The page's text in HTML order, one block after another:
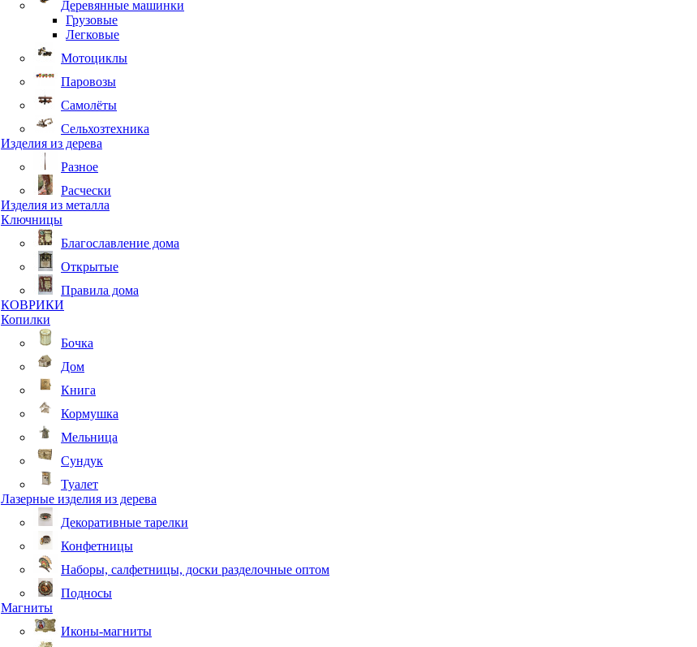
Деревянные машинки
Грузовые
Легковые
Мотоциклы
Паровозы
Самолёты
Сельхозтехника
Изделия из дерева
Разное
Расчески
Изделия из металла
Ключницы
Благославление дома
Открытые
Правила дома
КОВРИКИ
Копилки
Бочка
Дом
Книга
Кормушка
Мельница
Сундук
Туалет
Лазерные изделия из дерева
Декоративные тарелки
Конфетницы
Наборы, салфетницы, доски разделочные оптом
Подносы
Магниты
Иконы-магниты